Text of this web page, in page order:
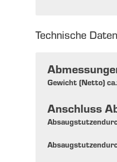
Technische
Gewicht (Netto)
Anschluss